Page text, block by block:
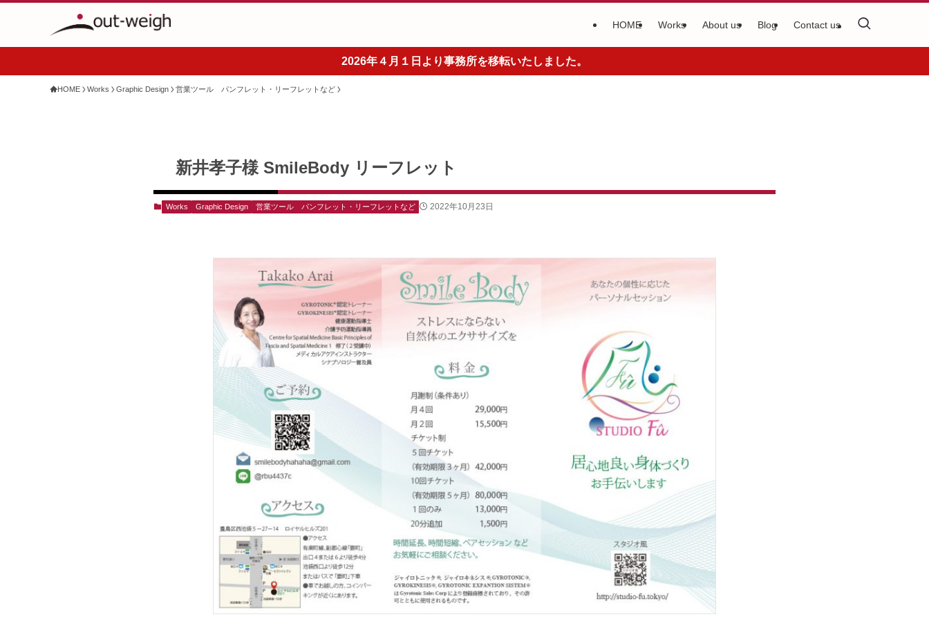
HOME Works About us Blog Contact us
2026年４月１日より事務所を移転いたしました。
HOME Works Graphic Design 営業ツール パンフレット・リーフレットなど
新井孝子様 SmileBody リーフレット
Works Graphic Design 営業ツール パンフレット・リーフレットなど 2022年10月23日